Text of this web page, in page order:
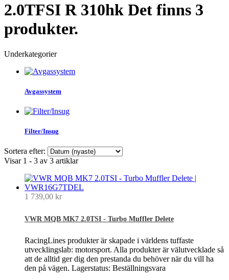
2.0TFSI R 310hk Det finns 3
produkter.
Underkategorier
Avgassystem
Filter/Insug
Sortera efter:
Visar 1 - 3 av 3 artiklar
1 739,00 kr
VWR MQB MK7 2.0TSI - Turbo Muffler Delete
RacingLines produkter är skapade i världens tuffaste
utvecklingslab: motorsport. Alla produkter är välutvecklade så
att de alltid ger dig den prestanda du behöver när du vill ha
den på vägen. Lagerstatus: Beställningsvara